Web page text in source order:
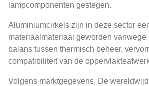
lampcomponenten gestegen.
Aluminiumcirkels zijn in deze sector
materiaalmateriaal geworden vanwege
balans tussen thermisch beheer,
compatibiliteit van de
Volgens marktgegevens, De